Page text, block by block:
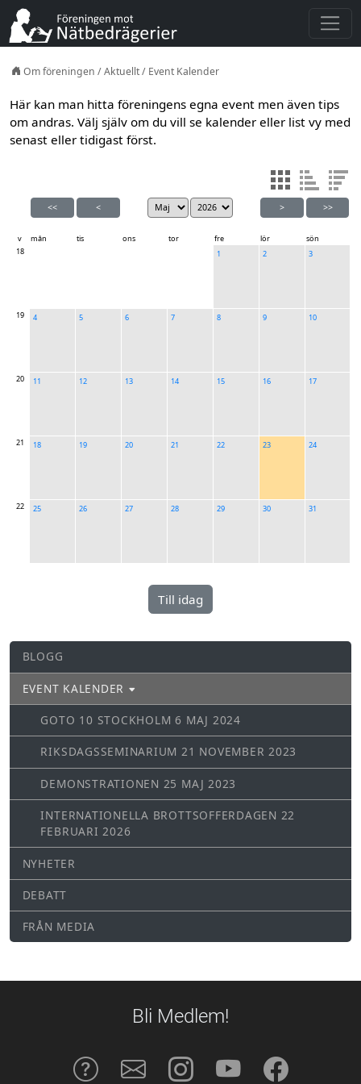
Om föreningen /Aktuellt/ Event Kalender
Här kan man hitta föreningens egna event men även tips
om andras. Välj själv om du vill se kalender eller list vy med
senast eller tidigast först.
<< < > >>
v mån tis ons tor fre lör
sön
18
1 2 3
19 4 5 6 7 8 9 10
20 11 12 13 14 15 16 17
21 18 19 20 21 22 23 24
22 25 26 27 28 29 30 31
BLOGG
EVENT KALENDER
GOTO 10 STOCKHOLM 6 MAJ 2024
RIKSDAGSSEMINARIUM 21 NOVEMBER 2023
DEMONSTRATIONEN 25 MAJ 2023
INTERNATIONELLA BROTTSOFFERDAGEN 22
FEBRUARI 2026
NYHETER
DEBATT
FRÅN MEDIA
Bli Medlem!